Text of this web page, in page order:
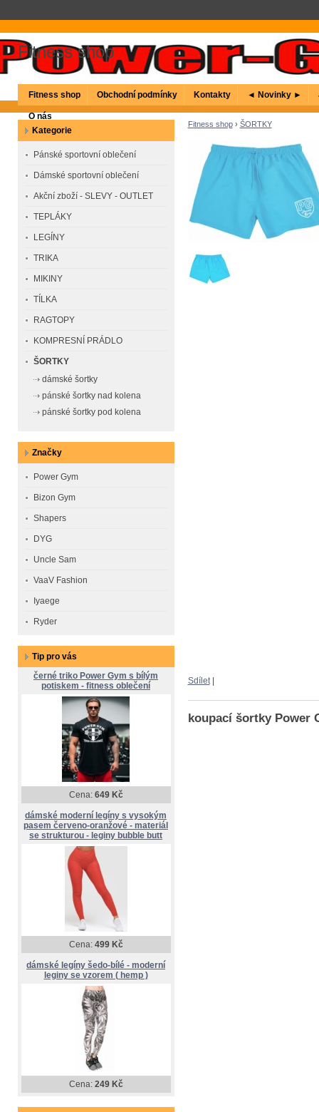
Fitness shop
Fitness shop Obchodní podmínky Kontakty ◄ Novinky ►
O nás
Fitness shop › ŠORTKY
Sdílet
koupací šortky Power
Kategorie
Pánské sportovní oblečení
Dámské sportovní oblečení
Akční zboží - SLEVY - OUTLET
TEPLÁKY
LEGÍNY
TRIKA
MIKINY
TÍLKA
RAGTOPY
KOMPRESNÍ PRÁDLO
ŠORTKY
dámské šortky
pánské šortky nad kolena
pánské šortky pod kolena
Značky
Power Gym
Bizon Gym
Shapers
DYG
Uncle Sam
VaaV Fashion
Iyaege
Ryder
Tip pro vás
černé triko Power Gym s bílým
potiskem - fitness oblečení
Cena: 649 Kč
dámské moderní legíny s vysokým
pasem červeno-oranžové - materiál
se strukturou - leginy bubble butt
Cena: 499 Kč
dámské legíny šedo-bílé - moderní
leginy se vzorem ( hemp )
Cena: 249 Kč